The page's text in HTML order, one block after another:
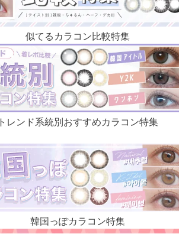
似てるカラコン比較特集
トレンド系統別 おすすめカラコン特集
韓国っぽカラコン特集